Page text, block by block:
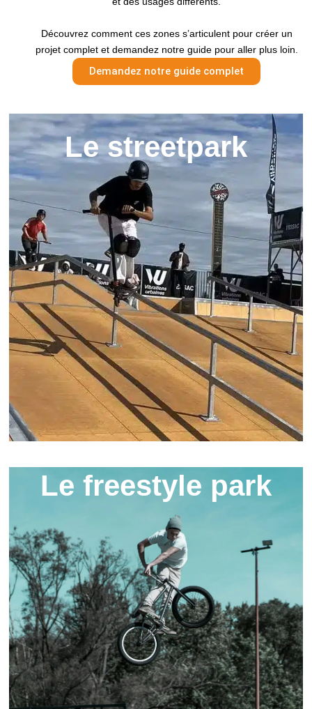
Découvrez comment ces zones s’articulent pour créer un
projet complet et demandez notre guide pour aller plus loin.
Demandez notre guide complet
Le streetpark
Le freestyle park